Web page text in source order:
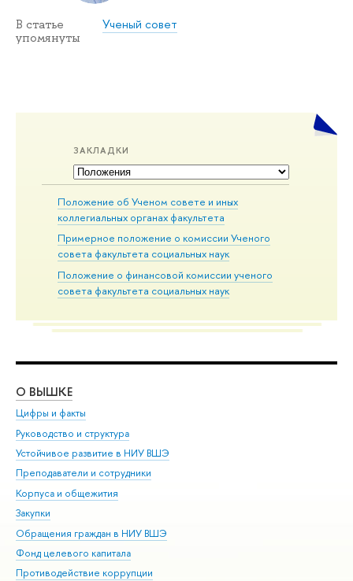
ЗАКЛАДКИ
Положение об Ученом совете и иных
коллегиальных органах факультета
Примерное положение о комиссии Ученого
совета факультета социальных наук
Положение о финансовой комиссии ученого
совета факультета социальных наук
В статье
упомянуты
Ученый совет
О ВЫШКЕ
Цифры и факты
Руководство и структура
Устойчивое развитие в НИУ ВШЭ
Преподаватели и сотрудники
Корпуса и общежития
Закупки
Обращения граждан в НИУ ВШЭ
Фонд целевого капитала
Противодействие коррупции